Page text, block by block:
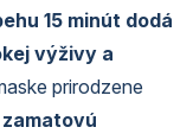
15 minút dodá
výživy a
prirodzene
zamatovú